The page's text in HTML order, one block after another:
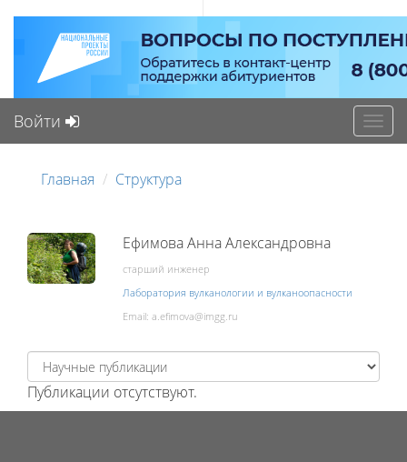
Войти
Главная Структура
Ефимова Анна Александровна
старший инженер
Лаборатория вулканологии и вулканоопасности
Email:
Публикации отсутствуют.